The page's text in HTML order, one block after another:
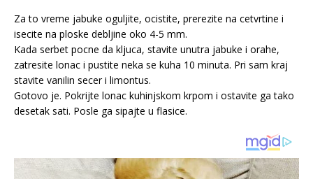
Za to vreme jabuke oguljite, ocistite, prerezite na cetvrtine i
isecite na ploske debljine oko 4-5 mm.
Kada serbet pocne da kljuca, stavite unutra jabuke i orahe,
zatresite lonac i pustite neka se kuha 10 minuta. Pri sam kraj
stavite vanilin secer i limontus.
Gotovo je. Pokrijte lonac kuhinjskom krpom i ostavite ga tako
desetak sati. Posle ga sipajte u flasice.